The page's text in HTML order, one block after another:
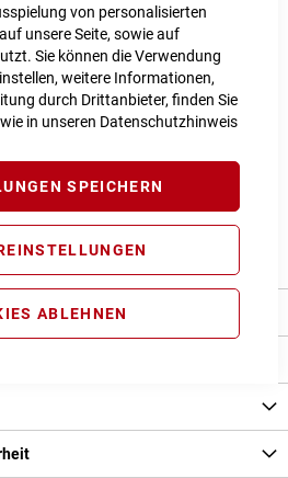
von personalisierten
unsere Seite, sowie auf
Sie können die Verwendung
weitere Informationen,
durch Drittanbieter, finden Sie
in unseren Datenschutzhinweis
SPEICHERN
ABLEHNEN
schreiben Sie uns gerne an
|ansehen